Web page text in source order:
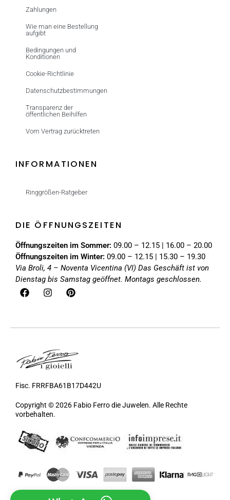
Zahlungen
Wie man eine Bestellung
aufgibt
Bedingungen und
Konditionen
Cookie-Richtlinie
Datenschutzbestimmungen
Transparenz der
öffentlichen Beihilfen
Vom Vertrag zurücktreten
INFORMATIONEN
Ringgrößen-Ratgeber
DIE ÖFFNUNGSZEITEN
Öffnungszeiten im Sommer: 09.00 – 12.15 | 16.00 – 20.00
Öffnungszeiten im Winter: 09.00 – 12.15 | 15.30 – 19.30
Via Broli, 4 – Noventa Vicentina (VI) Das Geschäft ist von
Dienstag bis Samstag geöffnet. Montags geschlossen.
Fisc. FRRFBA61B17D442U
Copyright © 2026 Fabio Ferro die Juwelen. Alle Rechte
vorbehalten.